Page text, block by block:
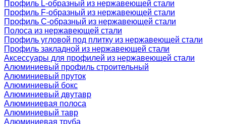
Профиль L-образный из нержавеющей стали
Профиль F-образный из нержавеющей стали
Профиль C-образный из нержавеющей стали
Полоса из нержавеющей стали
Профиль угловой под плитку из нержавеющей стали
Профиль закладной из нержавеющей стали
Аксессуары для профилей из нержавеющей стали
Алюминиевый профиль строительный
Алюминиевый пруток
Алюминиевый бокс
Алюминиевый двутавр
Алюминиевая полоса
Алюминиевый тавр
Алюминиевая труба